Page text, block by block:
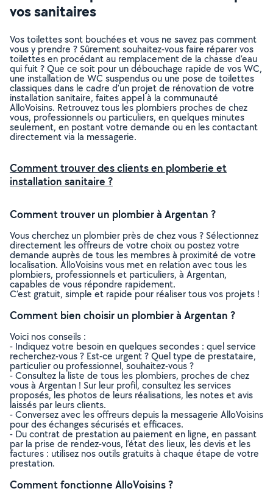
vos sanitaires
Vos toilettes sont bouchées et vous ne savez pas comment
vous y prendre ? Sûrement souhaitez-vous faire réparer vos
toilettes en procédant au remplacement de la chasse d’eau
qui fuit ? Que ce soit pour un débouchage rapide de vos WC,
une installation de WC suspendus ou une pose de toilettes
classiques dans le cadre d’un projet de rénovation de votre
installation sanitaire, faites appel à la communauté
AlloVoisins. Retrouvez tous les plombiers proches de chez
vous, professionnels ou particuliers, en quelques minutes
seulement, en postant votre demande ou en les contactant
directement via la messagerie.
Comment trouver des clients en plomberie et
installation sanitaire ?
Comment trouver un plombier à Argentan ?
Vous cherchez un plombier près de chez vous ? Sélectionnez
directement les offreurs de votre choix ou postez votre
demande auprès de tous les membres à proximité de votre
localisation. AlloVoisins vous met en relation avec tous les
plombiers, professionnels et particuliers, à Argentan,
capables de vous répondre rapidement.
C’est gratuit, simple et rapide pour réaliser tous vos projets !
Comment bien choisir un plombier à Argentan ?
Voici nos conseils :
- Indiquez votre besoin en quelques secondes : quel service
recherchez-vous ? Est-ce urgent ? Quel type de prestataire,
particulier ou professionnel, souhaitez-vous ?
- Consultez la liste de tous les plombiers, proches de chez
vous à Argentan ! Sur leur profil, consultez les services
proposés, les photos de leurs réalisations, les notes et avis
laissés par leurs clients.
- Conversez avec les offreurs depuis la messagerie AlloVoisins
pour des échanges sécurisés et efficaces.
- Du contrat de prestation au paiement en ligne, en passant
par la prise de rendez-vous, l’état des lieux, les devis et les
factures : utilisez nos outils gratuits à chaque étape de votre
prestation.
Comment fonctionne AlloVoisins ?